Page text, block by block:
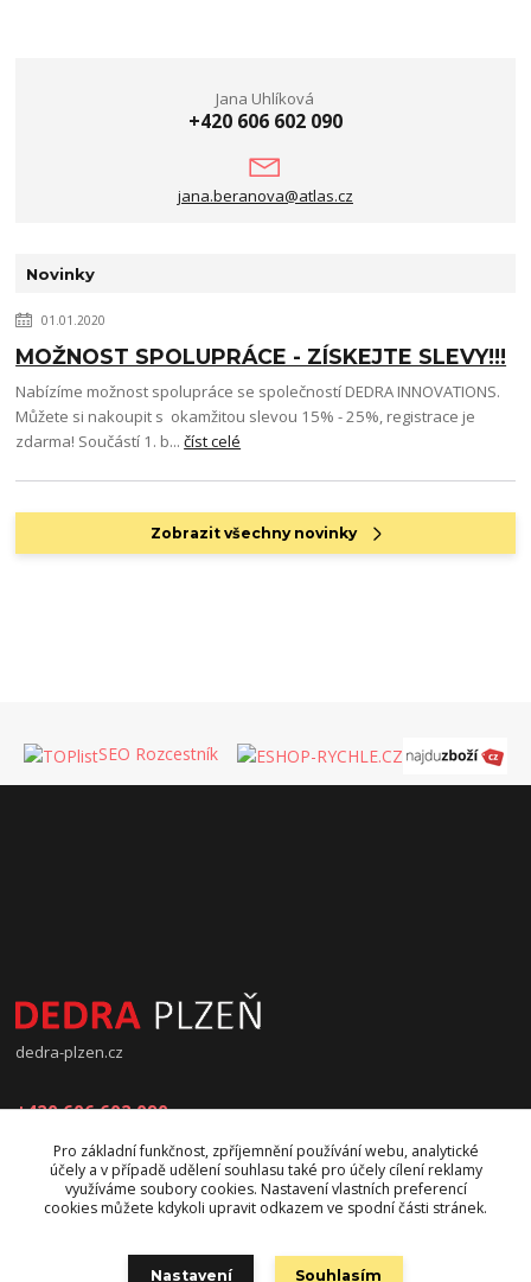
Jana Uhlíková
+420 606 602 090
jana.beranova@atlas.cz
Novinky
01.01.2020
MOŽNOST SPOLUPRÁCE - ZÍSKEJTE SLEVY!!!
Nabízíme možnost spolupráce se společností DEDRA INNOVATIONS.
Můžete si nakoupit s okamžitou slevou 15% - 25%, registrace je
zdarma! Součástí 1. b...číst celé
Zobrazit všechny novinky
SEO Rozcestník
dedra-plzen.cz
+420 606 602 090
jana.beranova@atlas.cz
Pro základní funkčnost, zpříjemnění používání webu, analytické
účely a v případě udělení souhlasu také pro účely cílení reklamy
využíváme soubory cookies. Nastavení vlastních preferencí
cookies můžete kdykoli upravit odkazem ve spodní části stránek.
Nastavení Souhlasím